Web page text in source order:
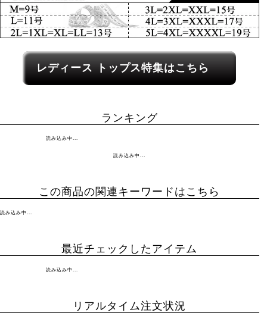
レディース関連カテゴリーへのリンク
レディース トップス特集はこちら
ランキング
読み込み中...
読み込み中...
この商品の関連キーワードはこちら
読み込み中...
最近チェックしたアイテム
読み込み中...
リアルタイム注文状況